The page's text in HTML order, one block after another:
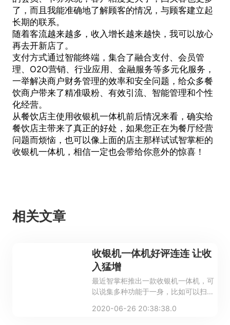
了，而且我能准确地了解顾客的情况，与顾客建立起
长期的联系。
随着客流越来越多，收入增长越来越快，我可以放心
再去开新店了。
支付方式通过智能终端，集合了融合支付、会员管
理、O2O营销、行业应用、金融服务等多元化服务，
一举解决商户财务管理的效率和安全问题，给众多餐
饮商户带来了精准吸粉、有效引流、智能管理和个性
化经营。
从餐饮店主使用收银机一体机前后情况来看，确实给
餐饮店主带来了真正的好处，如果您正在为餐厅经营
问题而烦恼，也可以像上面的店主那样试试智掌柜的
收银机一体机，相信一定也会带给你意外的惊喜！
相关文章
收银机一体机好评连连 让收
入猛增
最近智掌柜推出一款收银机一体机，可
以说集多种功能于一身，比如可以扫码
2020-06-26 20:38:38.0